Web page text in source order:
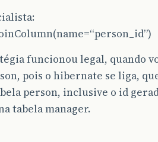
(name=“person_id”)
funcionou legal, quando
pois o hibernate se liga,
person, inclusive o id
tabela manager.